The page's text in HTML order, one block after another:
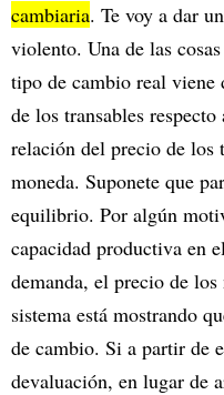
cambiaria. Te voy a dar
violento. Una de las
tipo de cambio real
de los transables
relación del precio de los
moneda. Suponete que
equilibrio. Por algún
capacidad productiva en
demanda, el precio de
sistema está mostrando
de cambio. Si a partir de
devaluación, en lugar de